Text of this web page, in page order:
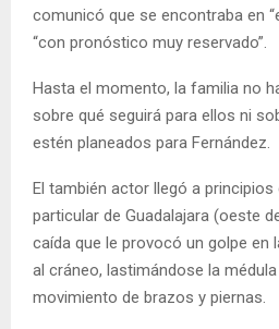
comunicó que se encontraba en
“con pronóstico muy reservado”.
Hasta el momento, la familia no
sobre qué seguirá para ellos ni
estén planeados para Fernández.
El también actor llegó a
particular de Guadalajara (oeste
caída que le provocó un golpe en
al cráneo, lastimándose la
movimiento de brazos y piernas.